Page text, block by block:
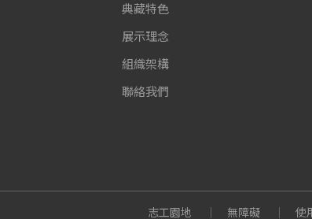
典藏特色
展示理念
組織架構
聯絡我們
志工園地 無障礙 使